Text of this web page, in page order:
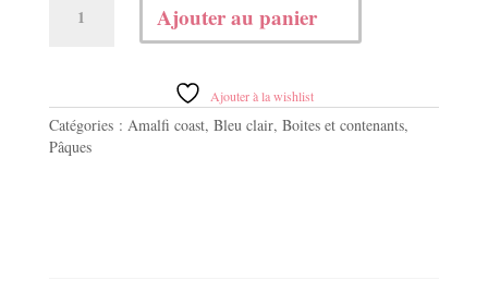
Ajouter au panier
Ajouter à la wishlist
Catégories : Amalfi coast, Bleu clair, Boites et contenants,
Pâques